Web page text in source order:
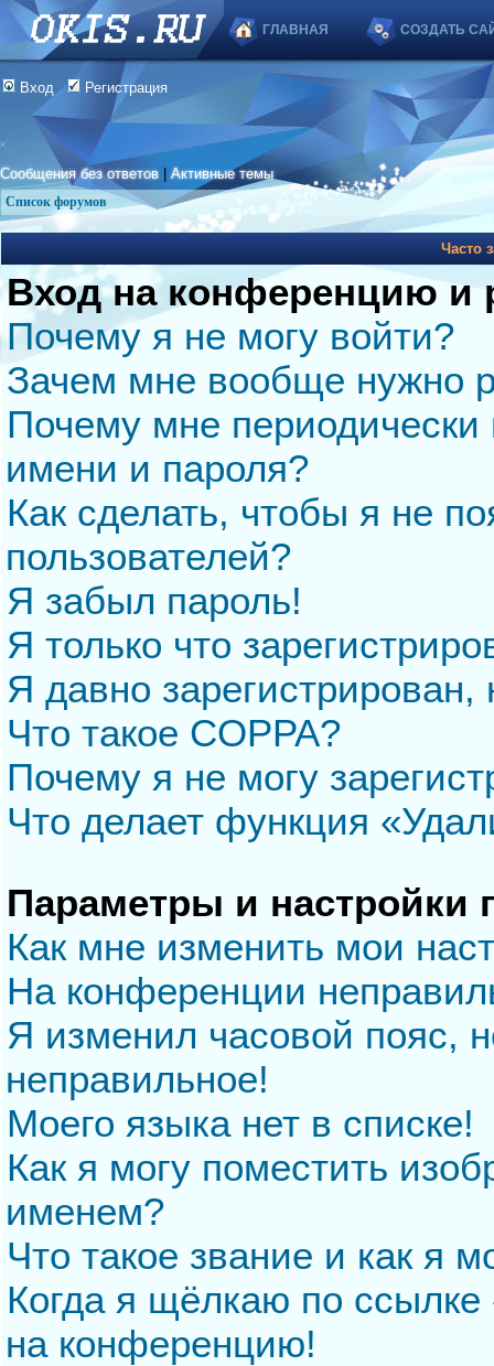
ГЛАВНАЯ СОЗДАТЬ
Вход Регистрация
Сообщения без ответов |Активные темы
Список форумов
Часто
Вход на конференцию и
Почему я не могу войти?
Зачем мне вообще нужно
Почему мне периодически
имени и пароля?
Как сделать, чтобы я не
пользователей?
Я забыл пароль!
Я только что
Я давно
Что такое COPPA?
Почему я не могу
Что делает функция
Параметры и настройки
Как мне изменить мои
На конференции
Я изменил часовой пояс,
неправильное!
Моего языка нет в списке!
Как я могу поместить
именем?
Что такое звание и как я
Когда я щёлкаю по
на конференцию!